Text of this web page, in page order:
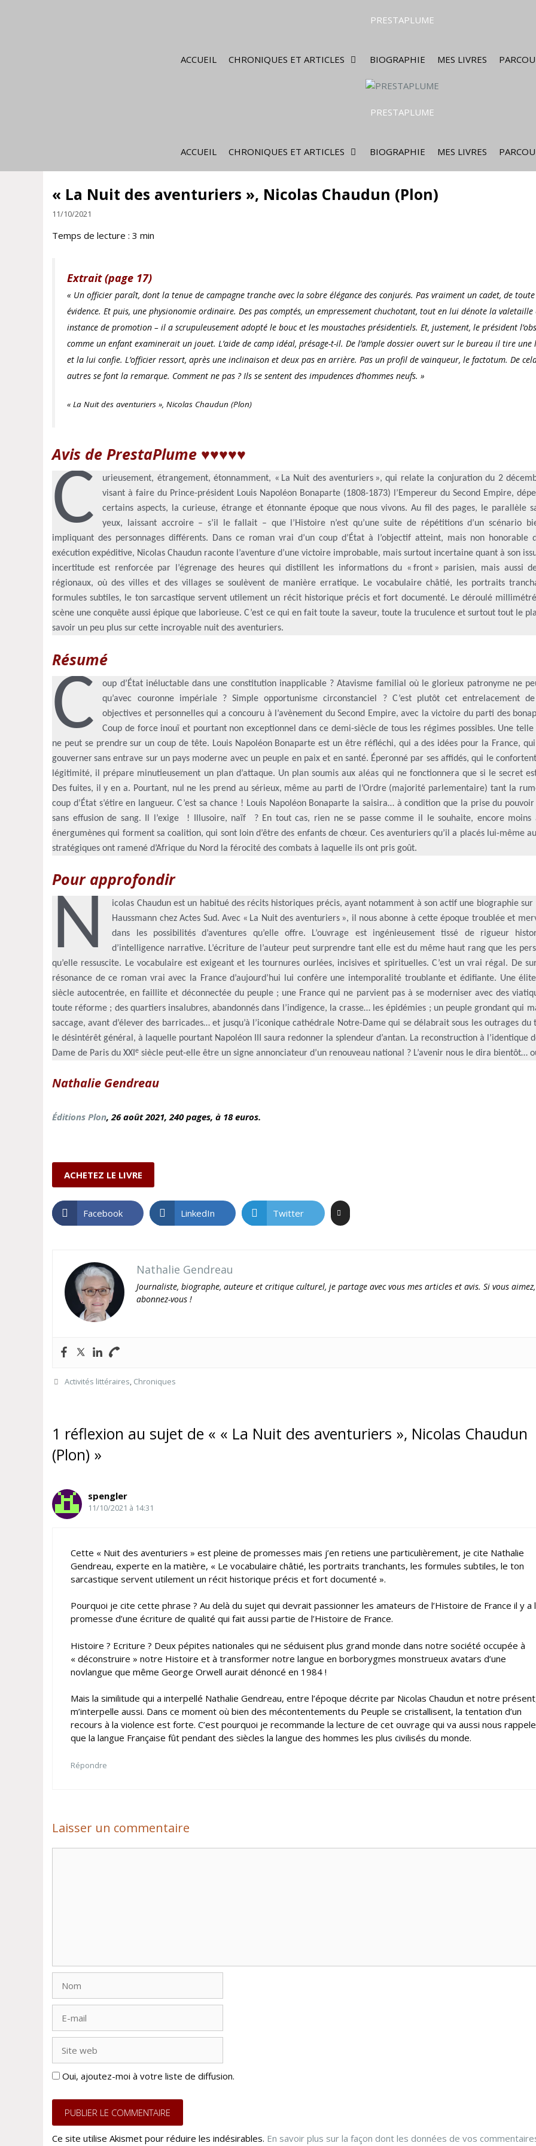
PRESTAPLUME
ACCUEIL CHRONIQUES ET ARTICLES BIOGRAPHIE MES LIVRES
PRESTAPLUME
ACCUEIL CHRONIQUES ET ARTICLES BIOGRAPHIE MES LIVRES
« La Nuit des aventuriers », Nicolas Chaudun (Plon)
11/10/2021
Temps de lecture : 3 min
Extrait (page 17)
« Un officier paraît, dont la tenue de campagne tranche avec la sobre élégance des conjurés. Pas vraiment un cadet, de toute
évidence. Et puis, une physionomie ordinaire. Des pas comptés, un empressement chuchotant, tout en lui dénote la valetaille
instance de promotion – il a scrupuleusement adopté le bouc et les moustaches présidentiels. Et, justement, le président
comme un enfant examinerait un jouet. L’aide de camp idéal, présage-t-il. De l’ample dossier ouvert sur le bureau il tire une
et la lui confie. L’officier ressort, après une inclinaison et deux pas en arrière. Pas un profil de vainqueur, le factotum. De
autres se font la remarque. Comment ne pas ? Ils se sentent des impudences d’hommes neufs. »
« La Nuit des aventuriers », Nicolas Chaudun (Plon)
Avis de PrestaPlume ♥♥♥♥♥
C
urieusement, étrangement, étonnamment, « La Nuit des aventuriers », qui relate la conjuration du 2
visant à faire du Prince-président Louis Napoléon Bonaparte (1808-1873) l’Empereur du Second Empire,
certains aspects, la curieuse, étrange et étonnante époque que nous vivons. Au fil des pages, le parallèle
yeux, laissant accroire – s’il le fallait – que l’Histoire n’est qu’une suite de répétitions d’un scénario
impliquant des personnages différents. Dans ce roman vrai d’un coup d’État à l’objectif atteint, mais non honorable
exécution expéditive, Nicolas Chaudun raconte l’aventure d’une victoire improbable, mais surtout incertaine quant à son
incertitude est renforcée par l’égrenage des heures qui distillent les informations du « front » parisien, mais aussi
régionaux, où des villes et des villages se soulèvent de manière erratique. Le vocabulaire châtié, les portraits
formules subtiles, le ton sarcastique servent utilement un récit historique précis et fort documenté. Le déroulé
scène une conquête aussi épique que laborieuse. C’est ce qui en fait toute la saveur, toute la truculence et surtout tout le
savoir un peu plus sur cette incroyable nuit des aventuriers.
Résumé
C
oup d’État inéluctable dans une constitution inapplicable ? Atavisme familial où le glorieux patronyme ne
qu’avec couronne impériale ? Simple opportunisme circonstanciel ? C’est plutôt cet entrelacement
objectives et personnelles qui a concouru à l’avènement du Second Empire, avec la victoire du parti des
Coup de force inouï et pourtant non exceptionnel dans ce demi-siècle de tous les régimes possibles. Une telle
ne peut se prendre sur un coup de tête. Louis Napoléon Bonaparte est un être réfléchi, qui a des idées pour la France,
gouverner sans entrave sur un pays moderne avec un peuple en paix et en santé. Éperonné par ses affidés, qui le
légitimité, il prépare minutieusement un plan d’attaque. Un plan soumis aux aléas qui ne fonctionnera que si le secret
Des fuites, il y en a. Pourtant, nul ne les prend au sérieux, même au parti de l’Ordre (majorité parlementaire) tant la
coup d’État s’étire en langueur. C’est sa chance ! Louis Napoléon Bonaparte la saisira… à condition que la prise du pouvoir
sans effusion de sang. Il l’exige ! Illusoire, naïf ? En tout cas, rien ne se passe comme il le souhaite, encore moins
énergumènes qui forment sa coalition, qui sont loin d’être des enfants de chœur. Ces aventuriers qu’il a placés lui-même
stratégiques ont ramené d’Afrique du Nord la férocité des combats à laquelle ils ont pris goût.
Pour approfondir
N
icolas Chaudun est un habitué des récits historiques précis, ayant notamment à son actif une biographie sur
Haussmann chez Actes Sud. Avec « La Nuit des aventuriers », il nous abonne à cette époque troublée et
dans les possibilités d’aventures qu’elle offre. L’ouvrage est ingénieusement tissé de rigueur
d’intelligence narrative. L’écriture de l’auteur peut surprendre tant elle est du même haut rang que les
qu’elle ressuscite. Le vocabulaire est exigeant et les tournures ourlées, incisives et spirituelles. C’est un vrai régal. De
résonance de ce roman vrai avec la France d’aujourd’hui lui confère une intemporalité troublante et édifiante. Une
siècle autocentrée, en faillite et déconnectée du peuple ; une France qui ne parvient pas à se moderniser avec des
toute réforme ; des quartiers insalubres, abandonnés dans l’indigence, la crasse… les épidémies ; un peuple grondant qui
saccage, avant d’élever des barricades… et jusqu’à l’iconique cathédrale Notre-Dame qui se délabrait sous les outrages du
le désintérêt général, à laquelle pourtant Napoléon III saura redonner la splendeur d’antan. La reconstruction à l’identique
Dame de Paris du XXIe siècle peut-elle être un signe annonciateur d’un renouveau national ? L’avenir nous le dira bientôt…
Nathalie Gendreau
Éditions Plon, 26 août2021, 240 pages, à 18 euros.
ACHETEZ LE LIVRE
Facebook LinkedIn Twitter
Nathalie Gendreau
Journaliste, biographe, auteure et critique culturel, je partage avec vous mes articles et avis. Si vous aimez,
abonnez-vous !
Catégories
Activités littéraires, Chroniques
1 réflexion au sujet de « « La Nuit des aventuriers », Nicolas Chaudun
(Plon) »
spengler
11/10/2021 à 14:31
Cette « Nuit des aventuriers » est pleine de promesses mais j’en retiens une particulièrement, je cite Nathalie
Gendreau, experte en la matière, « Le vocabulaire châtié, les portraits tranchants, les formules subtiles, le ton
sarcastique servent utilement un récit historique précis et fort documenté ».
Pourquoi je cite cette phrase ? Au delà du sujet qui devrait passionner les amateurs de l’Histoire de France il y a
promesse d’une écriture de qualité qui fait aussi partie de l’Histoire de France.
Histoire ? Ecriture ? Deux pépites nationales qui ne séduisent plus grand monde dans notre société occupée à
« déconstruire » notre Histoire et à transformer notre langue en borborygmes monstrueux avatars d’une
novlangue que même George Orwell aurait dénoncé en 1984 !
Mais la similitude qui a interpellé Nathalie Gendreau, entre l’époque décrite par Nicolas Chaudun et notre
m’interpelle aussi. Dans ce moment où bien des mécontentements du Peuple se cristallisent, la tentation d’un
recours à la violence est forte. C’est pourquoi je recommande la lecture de cet ouvrage qui va aussi nous
que la langue Française fût pendant des siècles la langue des hommes les plus civilisés du monde.
Répondre
Laisser un commentaire
mail
web
Oui, ajoutez-moi à votre liste de diffusion.
Ce site utilise Akismet pour réduire les indésirables. En savoir plus sur la façon dont les données de vos